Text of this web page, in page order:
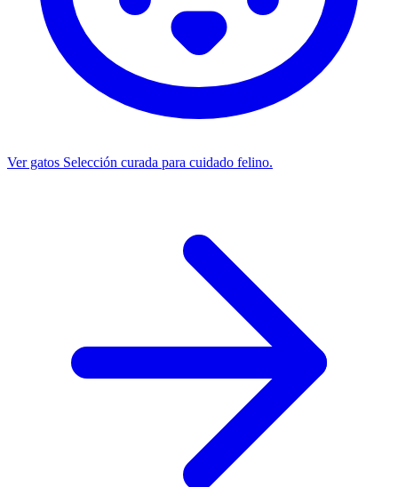
Ver gatos Selección curada para cuidado felino.